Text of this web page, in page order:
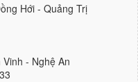
Hới - Quảng Trị
- Nghệ An